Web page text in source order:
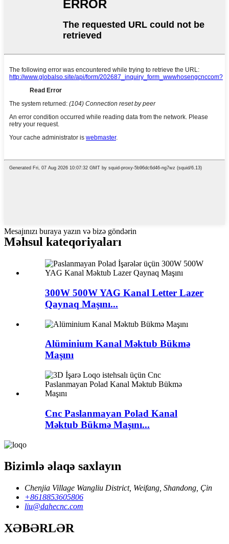
Mesajınızı buraya yazın və bizə göndərin
Məhsul kateqoriyaları
300W 500W YAG Kanal Letter Lazer
Qaynaq Maşını...
Alüminium Kanal Məktub Bükmə
Maşını
Cnc Paslanmayan Polad Kanal
Məktub Bükmə Maşını...
Bizimlə əlaqə saxlayın
Chenjia Village Wangliu District, Weifang, Shandong, Çin
+8618853605806
liu@dahecnc.com
XƏBƏRLƏR